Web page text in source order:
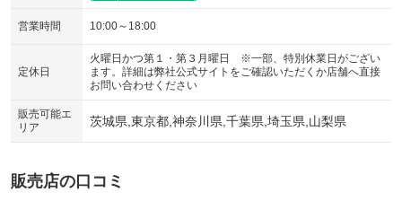
営業時間 10:00～18:00
定休日
火曜日かつ第１・第３月曜日 ※一部、特別休業日がござい
ます。詳細は弊社公式サイトをご確認いただくか店舗へ直接
お問い合わせください
販売可能エ
リア
茨城県,東京都,神奈川県,千葉県,埼玉県,山梨県
販売店の口コミ